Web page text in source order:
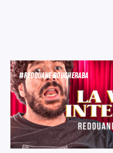
#REDOUANE BOUGHERABA